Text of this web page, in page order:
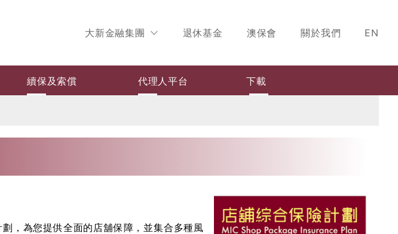
大新金融集團 退休基金 澳保會 關於我們 EN
續保及索償 代理人平台 下載
，為您提供全面的店舖保障，並集合多種風